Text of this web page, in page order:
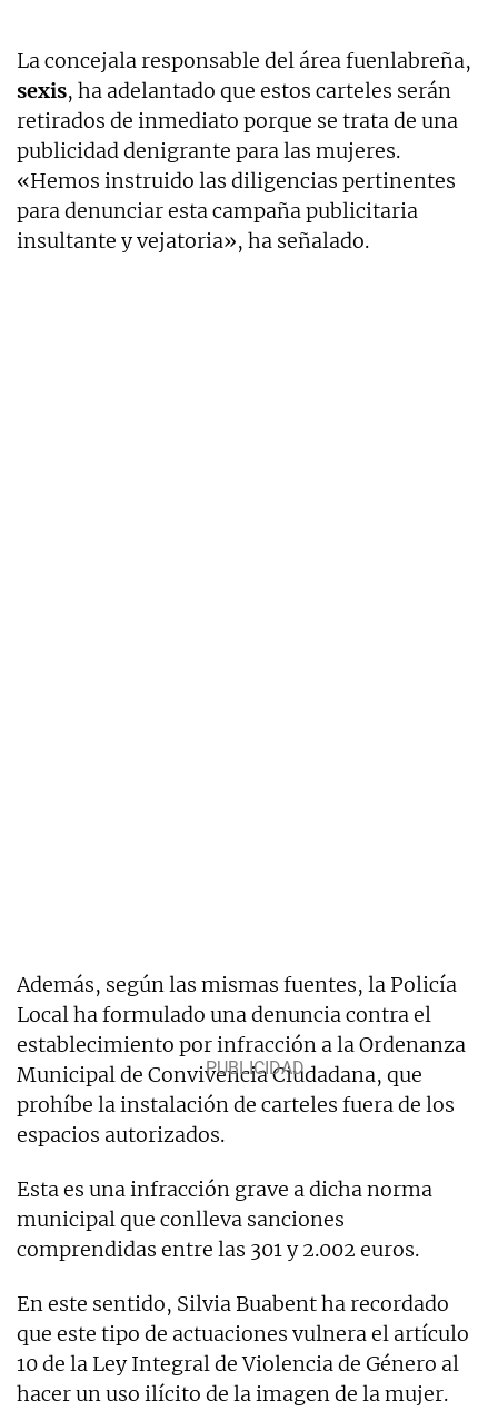
La concejala responsable del área fuenlabreña,
sexis, ha adelantado que estos carteles serán
retirados de inmediato porque se trata de una
publicidad denigrante para las mujeres.
«Hemos instruido las diligencias pertinentes
para denunciar esta campaña publicitaria
insultante y vejatoria», ha señalado.
Además, según las mismas fuentes, la Policía
Local ha formulado una denuncia contra el
establecimiento por infracción a la Ordenanza
Municipal de Convivencia Ciudadana, que
prohíbe la instalación de carteles fuera de los
espacios autorizados.
Esta es una infracción grave a dicha norma
municipal que conlleva sanciones
comprendidas entre las 301 y 2.002 euros.
En este sentido, Silvia Buabent ha recordado
que este tipo de actuaciones vulnera el artículo
10 de la Ley Integral de Violencia de Género al
hacer un uso ilícito de la imagen de la mujer.